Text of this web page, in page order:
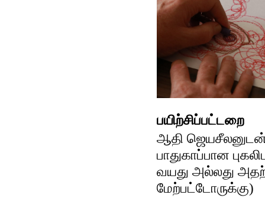
பயிற்சிப்பட்டறை
ஆதி
பாதுகாப்பான
வயது அல்லது
மேற்பட்டோருக்கு)